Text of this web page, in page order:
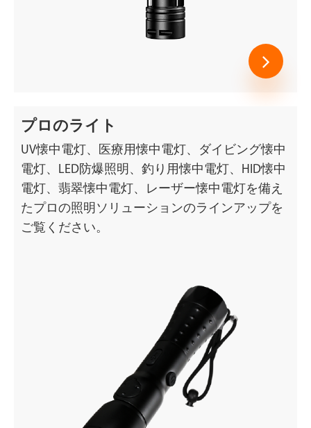
プロのライト
UV懐中電灯、医療用懐中電灯、ダイビング懐中
電灯、LED防爆照明、釣り用懐中電灯、HID懐中
電灯、翡翠懐中電灯、レーザー懐中電灯を備え
たプロの照明ソリューションのラインアップを
ご覧ください。